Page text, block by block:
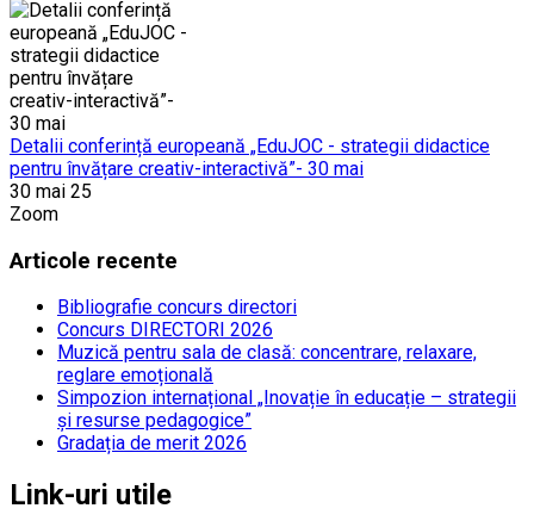
Detalii conferință europeană „EduJOC - strategii didactice
pentru învățare creativ-interactivă”- 30 mai
30 mai 25
Zoom
Articole recente
Bibliografie concurs directori
Concurs DIRECTORI 2026
Muzică pentru sala de clasă: concentrare, relaxare,
reglare emoțională
Simpozion internațional „Inovație în educație – strategii
și resurse pedagogice”
Gradația de merit 2026
Link-uri utile